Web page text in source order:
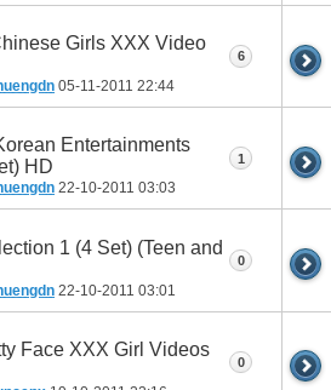
Girls XXX Video
05-11-2011 22:44
6
Entertainments
HD
22-10-2011 03:03
1
1 (4 Set) (Teen and
22-10-2011 03:01
0
Face XXX Girl Videos
0